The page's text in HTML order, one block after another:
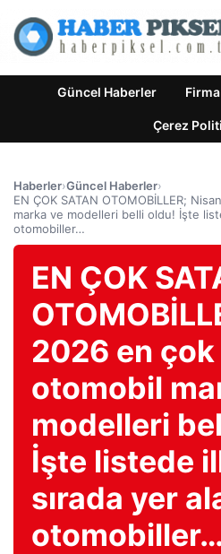
Güncel Haberler
Çerez
Haberler›Güncel Haberler›
EN ÇOK SATAN OTOMOBİLLER;
marka ve modelleri belli oldu! İşte
otomobiller…
EN ÇOK
2026 en
otomobil
modelleri
İşte listede
sırada yer
otomobiller…